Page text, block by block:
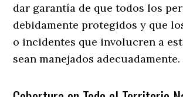
dar garantía de que todos los
debidamente protegidos y que
o incidentes que involucren a
sean manejados adecuadamente.